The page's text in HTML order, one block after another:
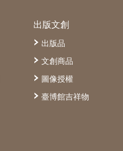
出版文創
出版品
文創商品
圖像授權
臺博館吉祥物